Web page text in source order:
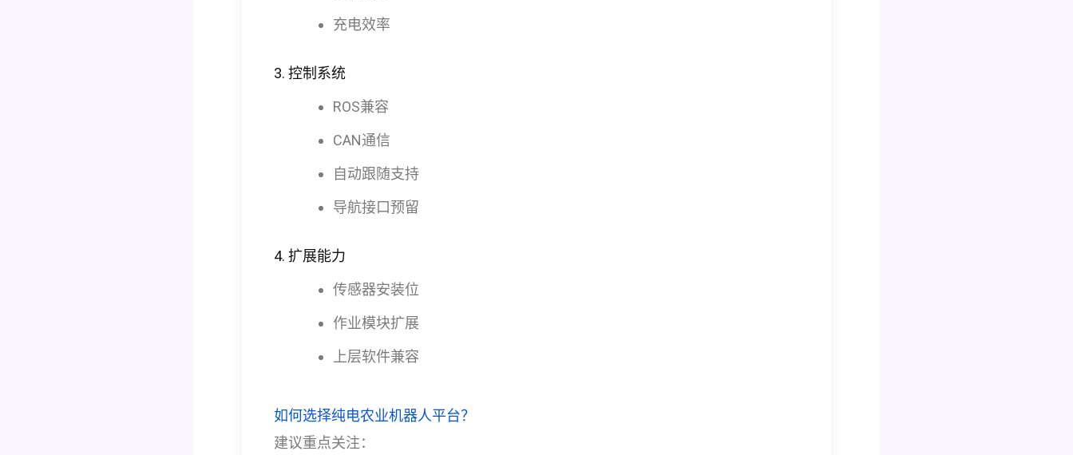
充电效率
3. 控制系统
ROS兼容
CAN通信
自动跟随支持
导航接口预留
4. 扩展能力
传感器安装位
作业模块扩展
上层软件兼容
如何选择纯电农业机器人平台？
建议重点关注：